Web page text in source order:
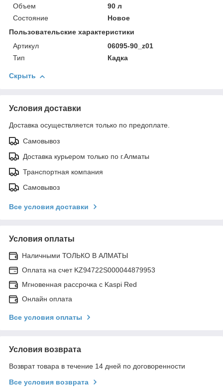
Объем
90 л
Состояние
Новое
Пользовательские характеристики
Артикул
06095-90_z01
Тип
Кадка
Скрыть
Условия доставки
Доставка осуществляется только по предоплате.
Самовывоз
Доставка курьером только по г.Алматы
Транспортная компания
Самовывоз
Все условия доставки
Условия оплаты
Наличными ТОЛЬКО В АЛМАТЫ
Оплата на счет KZ94722S000044879953
Мгновенная рассрочка с Kaspi Red
Онлайн оплата
Все условия оплаты
Условия возврата
Возврат товара в течение 14 дней по договоренности
Все условия возврата